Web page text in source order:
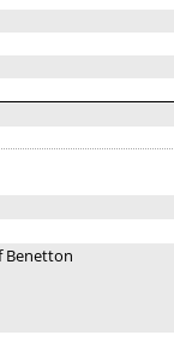
Benetton